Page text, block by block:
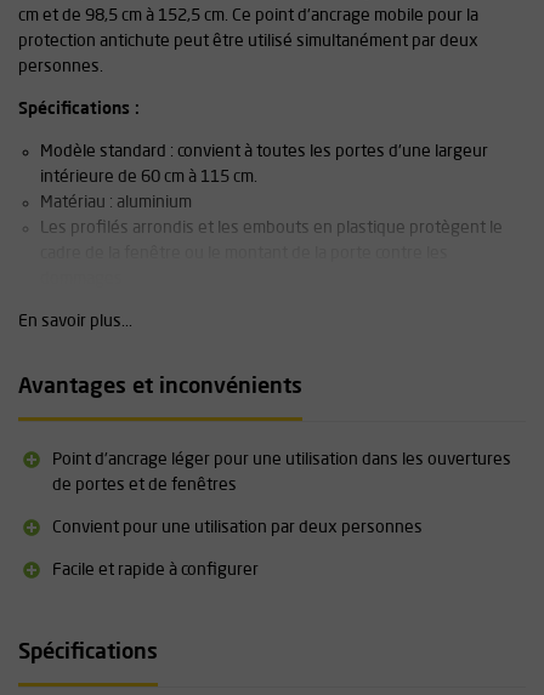
cm et de 98,5 cm à 152,5 cm. Ce point d'ancrage mobile pour la
protection antichute peut être utilisé simultanément par deux
personnes.
Spécifications :
Modèle standard : convient à toutes les portes d'une largeur
intérieure de 60 cm à 115 cm.
Matériau : aluminium
Les profilés arrondis et les embouts en plastique protègent le
Poids de la version standard : 6 kg
d'un cadre de fenêtre ou de porte soutenu de part et d'autre par
détacher du cadre de la fenêtre ou de la porte.
Vous trouverez les spécifications techniques détaillées de cet
En savoir plus...
Avantages et inconvénients
Point d'ancrage léger pour une utilisation dans les ouvertures
de portes et de fenêtres
Convient pour une utilisation par deux personnes
Facile et rapide à configurer
Spécifications